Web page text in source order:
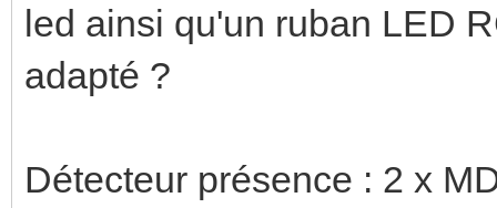
led ainsi qu'un ruban LED
adapté ?
Détecteur présence : 2 x